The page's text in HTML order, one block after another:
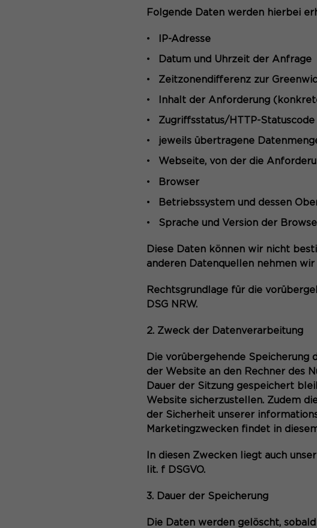
Folgende Daten werden hierbei
IP-Adresse
Datum und Uhrzeit der Anfrage
Zeitzonendifferenz zur
Inhalt der Anforderung
Zugriffsstatus/HTTP-Statuscode
jeweils übertragene
Webseite, von der die
Browser
Betriebssystem und dessen
Sprache und Version der
Diese Daten können wir nicht
anderen Datenquellen nehmen wir
Rechtsgrundlage für die
DSG NRW.
2. Zweck der Datenverarbeitung
Die vorübergehende Speicherung
der Website an den Rechner des
Dauer der Sitzung gespeichert
Website sicherzustellen. Zudem
der Sicherheit unserer
Marketingzwecken findet in
In diesen Zwecken liegt auch
lit. f DSGVO.
3. Dauer der Speicherung
Die Daten werden gelöscht,